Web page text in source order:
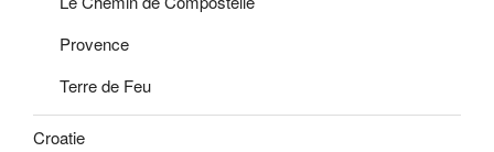
Provence
Terre de Feu
Croatie